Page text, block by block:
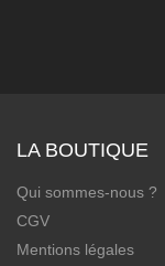
LA BOUTIQUE
Qui sommes-nous ?
CGV
Mentions légales